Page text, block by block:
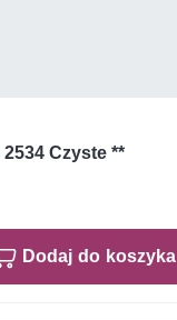
Czyste **
Dodaj do koszyka